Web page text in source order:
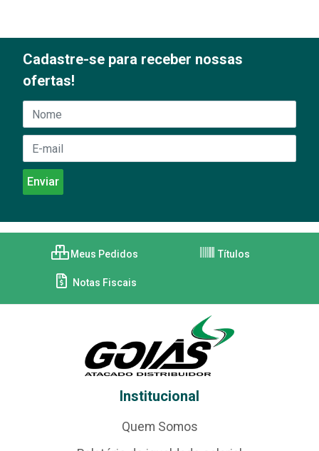
Cadastre-se para receber nossas
ofertas!
Meus Pedidos Títulos
Notas Fiscais
Institucional
Quem Somos